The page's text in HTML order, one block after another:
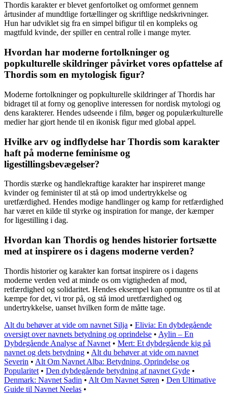
Thordis karakter er blevet genfortolket og omformet gennem
årtusinder af mundtlige fortællinger og skriftlige nedskrivninger.
Hun har udviklet sig fra en simpel bifigur til en kompleks og
magtfuld kvinde, der spiller en central rolle i mange myter.
Hvordan har moderne fortolkninger og
popkulturelle skildringer påvirket vores opfattelse af
Thordis som en mytologisk figur?
Moderne fortolkninger og popkulturelle skildringer af Thordis har
bidraget til at forny og genoplive interessen for nordisk mytologi og
dens karakterer. Hendes udseende i film, bøger og populærkulturelle
medier har gjort hende til en ikonisk figur med global appel.
Hvilke arv og indflydelse har Thordis som karakter
haft på moderne feminisme og
ligestillingsbevægelser?
Thordis stærke og handlekraftige karakter har inspireret mange
kvinder og feminister til at stå op imod undertrykkelse og
uretfærdighed. Hendes modige handlinger og kamp for retfærdighed
har været en kilde til styrke og inspiration for mange, der kæmper
for ligestilling i dag.
Hvordan kan Thordis og hendes historier fortsætte
med at inspirere os i dagens moderne verden?
Thordis historier og karakter kan fortsat inspirere os i dagens
moderne verden ved at minde os om vigtigheden af mod,
retfærdighed og solidaritet. Hendes eksempel kan opmuntre os til at
kæmpe for det, vi tror på, og stå imod uretfærdighed og
undertrykkelse, uanset hvilken form de måtte tage.
Alt du behøver at vide om navnet Silja • Elivia: En dybdegående
oversigt over navnets betydning og oprindelse • Aylin – En
Dybdegående Analyse af Navnet • Mert: Et dybdegående kig på
navnet og dets betydning • Alt du behøver at vide om navnet
Severin • Alt Om Navnet Alba: Betydning, Oprindelse og
Popularitet • Den dybdegående betydning af navnet Gyde •
Denmark: Navnet Sadin • Alt Om Navnet Søren • Den Ultimative
Guide til Navnet Neelas •